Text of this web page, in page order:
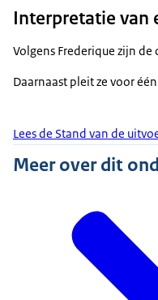
Interpretatie van
Volgens Frederique zijn
Daarnaast pleit ze voor
Lees de Stand van de
Meer over dit